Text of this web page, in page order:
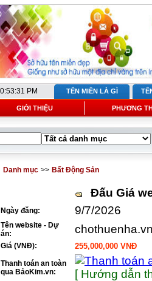
PM TÊN MIỀN LÀ GÌ
GIỚI THIỆU PHƯƠNG
Danh mục >> Bất Động Sản
Đấu Giá
Ngày đăng: 9/7/2026
Tên website - Dự
án:
Giá (VNĐ): 255,000,000 VNĐ
Thanh toán an toàn
qua BảoKim.vn:
[ Hướng dẫn